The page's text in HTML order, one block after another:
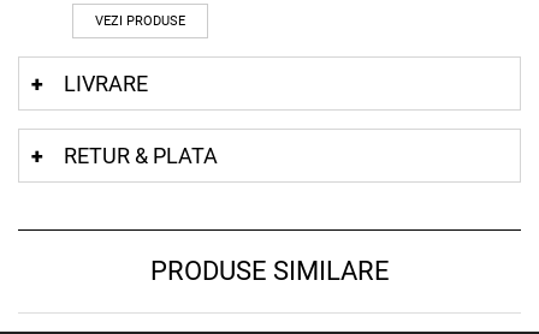
VEZI PRODUSE
LIVRARE
RETUR & PLATA
PRODUSE SIMILARE